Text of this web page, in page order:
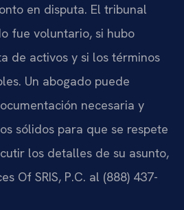
en disputa. El tribunal
fue voluntario, si hubo
de activos y si los términos
Un abogado puede
necesaria y
sólidos para que se respete
los detalles de su asunto,
Of SRIS, P.C. al (888) 437-